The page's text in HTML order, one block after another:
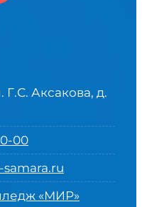
Г.С. Аксакова, д.
00
«МИР»